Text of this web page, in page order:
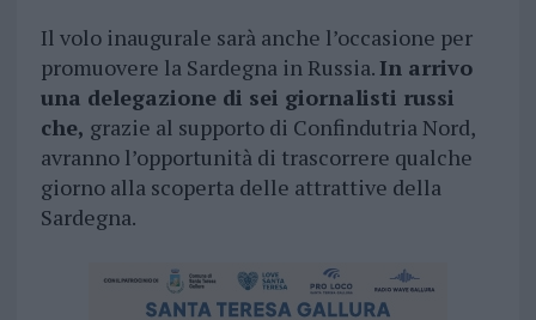
Il volo inaugurale sarà anche l’occasione per
promuovere la Sardegna in Russia. In arrivo
una delegazione di sei giornalisti russi
che, grazie al supporto di Confindutria Nord,
avranno l’opportunità di trascorrere qualche
giorno alla scoperta delle attrattive della
Sardegna.